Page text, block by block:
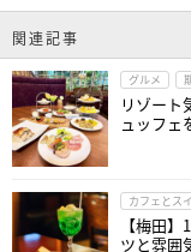
関連記事
グルメ
リゾート
ュッフェ
カフェとス
【梅田
ツと雰囲